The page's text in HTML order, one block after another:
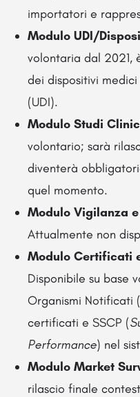
importatori e
Modulo UDI/
volontaria dal 2021,
dei dispositivi
(UDI).
Modulo Studi
volontario; sarà
diventerà
quel momento.
Modulo Vigilanza
Attualmente non
Modulo Certificati
Disponibile su base
Organismi Notificati
certificati e SSCP (
Performance) nel
Modulo Market
rilascio finale